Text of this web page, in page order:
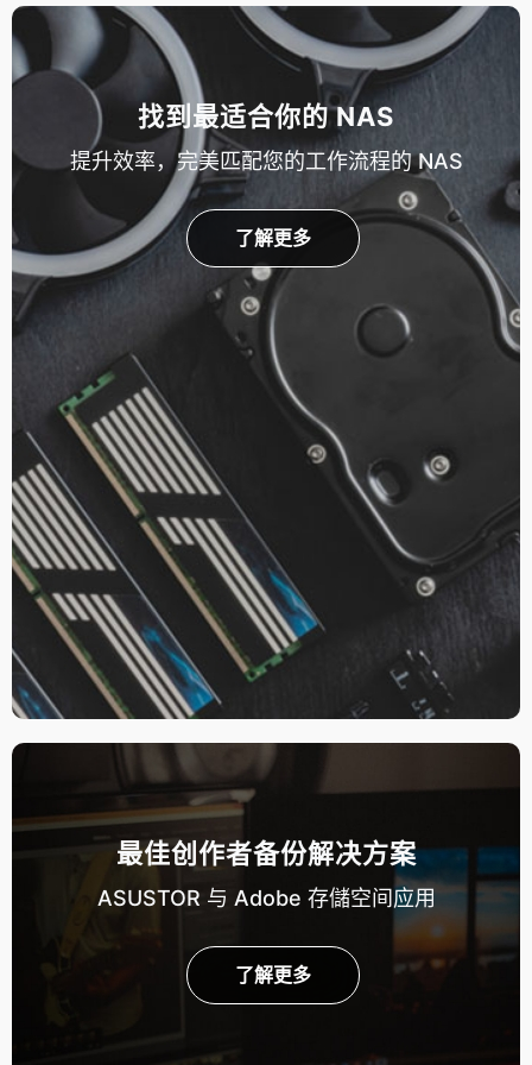
找到最适合你的 NAS
提升效率，完美匹配您的工作流程的 NAS
了解更多
最佳创作者备份解决方案
ASUSTOR 与 Adobe 存儲空间应用
了解更多